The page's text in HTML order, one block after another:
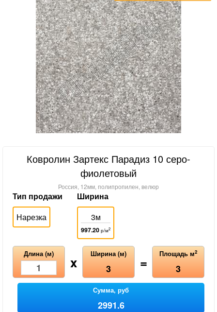
Ковролин Зартекс Парадиз 10 серо-
фиолетовый
Россия, 12мм, полипропилен, велюр
Тип продажи
Нарезка
Ширина
3м
997.20 р/м2
Длина (м) x Ширина (м)
3 = Площадь м2
3
Сумма, руб
2991.6